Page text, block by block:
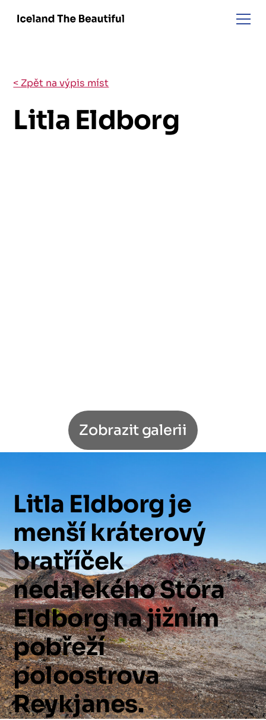
< Zpět na výpis míst
Litla Eldborg
Zobrazit galerii
Litla Eldborgje
menšíkráterový
bratříček
nedalekéhoStóra
Eldborgnajižním
pobřeží
poloostrova
Reykjanes.